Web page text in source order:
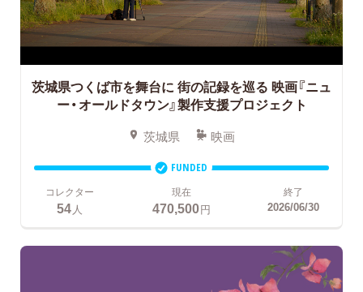
茨城県つくば市を舞台に 街の記録を巡る 映画『ニュ
ー・オールドタウン』製作支援プロジェクト
茨城県 映画
FUNDED
コレクター
54 人
現在
470,500円
終了
2026/06/30